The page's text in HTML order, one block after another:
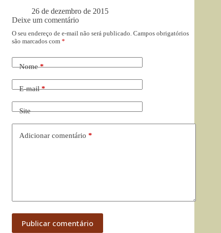
26 de dezembro de 2015
Deixe um comentário
O seu endereço de e-mail não será publicado. Campos obrigatórios
são marcados com *
Nome*
E-mail*
Site
Adicionar comentário *
Publicar comentário